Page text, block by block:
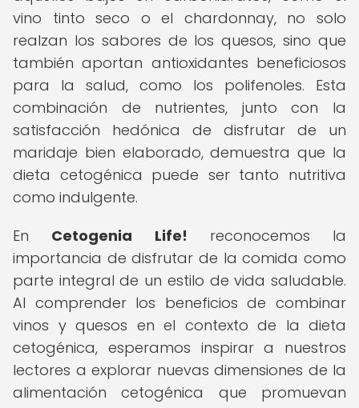
vino tinto seco o el chardonnay, no solo
realzan los sabores de los quesos, sino que
también aportan antioxidantes beneficiosos
para la salud, como los polifenoles. Esta
combinación de nutrientes, junto con la
satisfacción hedónica de disfrutar de un
maridaje bien elaborado, demuestra que la
dieta cetogénica puede ser tanto nutritiva
como indulgente.
En Cetogenia Life! reconocemos la
importancia de disfrutar de la comida como
parte integral de un estilo de vida saludable.
Al comprender los beneficios de combinar
vinos y quesos en el contexto de la dieta
cetogénica, esperamos inspirar a nuestros
lectores a explorar nuevas dimensiones de la
alimentación cetogénica que promuevan